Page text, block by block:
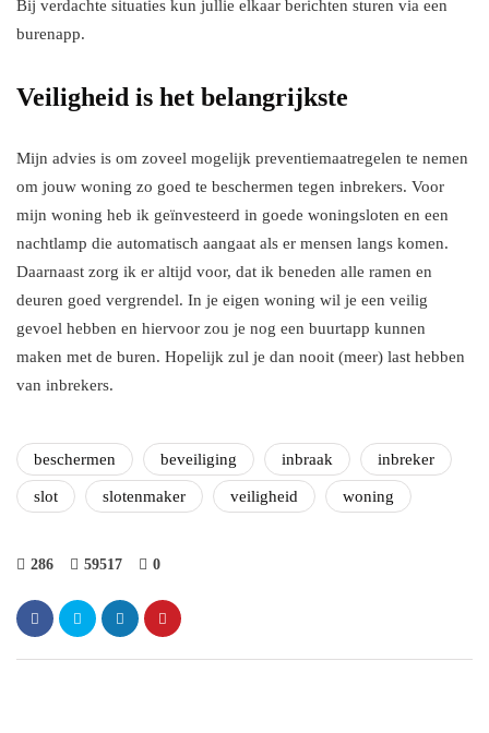
Bij verdachte situaties kun jullie elkaar berichten sturen via een
burenapp.
Veiligheid is het belangrijkste
Mijn advies is om zoveel mogelijk preventiemaatregelen te nemen
om jouw woning zo goed te beschermen tegen inbrekers. Voor
mijn woning heb ik geïnvesteerd in goede woningsloten en een
nachtlamp die automatisch aangaat als er mensen langs komen.
Daarnaast zorg ik er altijd voor, dat ik beneden alle ramen en
deuren goed vergrendel. In je eigen woning wil je een veilig
gevoel hebben en hiervoor zou je nog een buurtapp kunnen
maken met de buren. Hopelijk zul je dan nooit (meer) last hebben
van inbrekers.
beschermen beveiliging inbraak inbreker
slot slotenmaker veiligheid woning
286 59517 0